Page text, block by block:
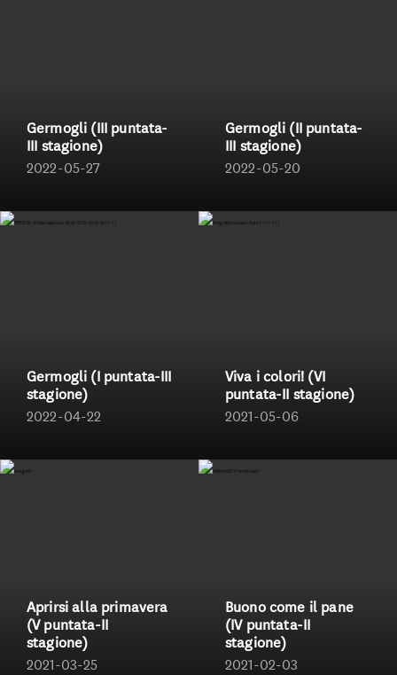
Linea Primitiva
Granozero
Germogli (III puntata-
III stagione)
2022-05-27
Germogli (II puntata-
III stagione)
2022-05-20
Germogli (I puntata-III
stagione)
2022-04-22
Viva i colori! (VI
puntata-II stagione)
2021-05-06
Aprirsi alla primavera
(V puntata-II
stagione)
2021-03-25
Buono come il pane
(IV puntata-II
stagione)
2021-02-03